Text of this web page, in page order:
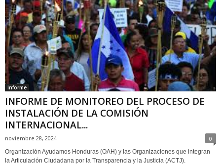
Informe
INFORME DE MONITOREO DEL PROCESO DE
INSTALACIÓN DE LA COMISIÓN
INTERNACIONAL...
noviembre 28, 2024 0
Organización Ayudamos Honduras (OAH) y las Organizaciones que integran
la Articulación Ciudadana por la Transparencia y la Justicia (ACTJ).